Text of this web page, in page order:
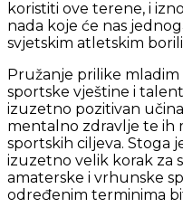
koristiti ove terene, i
nada koje će nas
svjetskim atletskim
Pružanje prilike mladim
sportske vještine i
izuzetno pozitivan
mentalno zdravlje te ih
sportskih ciljeva. Stoga
izuzetno velik korak za
amaterske i vrhunske
određenim terminima